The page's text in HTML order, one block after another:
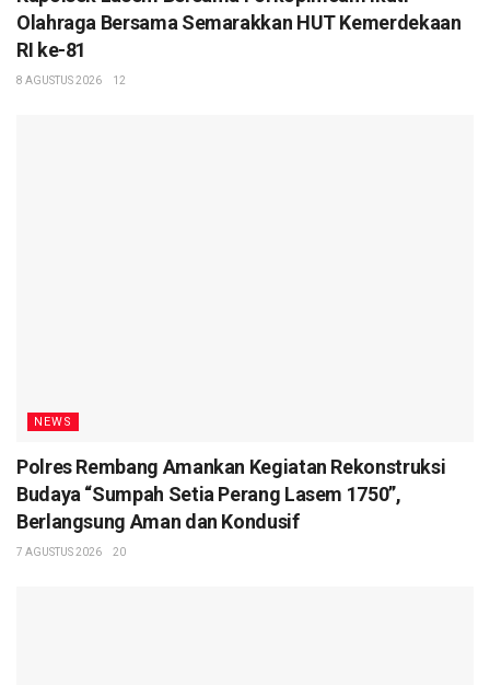
Olahraga Bersama Semarakkan HUT Kemerdekaan
RI ke-81
8 AGUSTUS 2026 12
NEWS
Polres Rembang Amankan Kegiatan Rekonstruksi
Budaya “Sumpah Setia Perang Lasem 1750”,
Berlangsung Aman dan Kondusif
7 AGUSTUS 2026 20